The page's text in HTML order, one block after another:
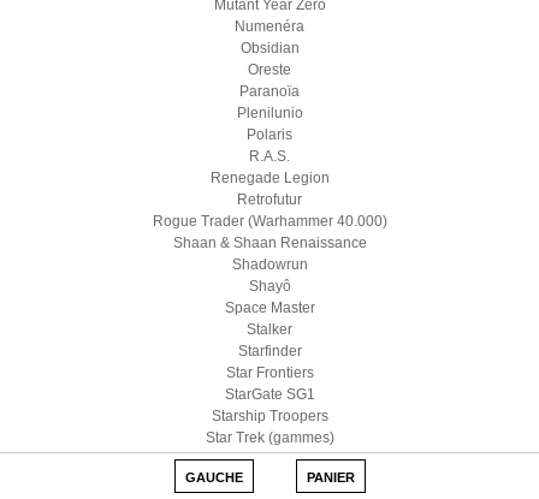
Mutant Year Zero
Numenéra
Obsidian
Oreste
Paranoïa
Plenilunio
Polaris
R.A.S.
Renegade Legion
Retrofutur
Rogue Trader (Warhammer 40.000)
Shaan & Shaan Renaissance
Shadowrun
Shayô
Space Master
Stalker
Starfinder
Star Frontiers
StarGate SG1
Starship Troopers
Star Trek (gammes)
Star Wars D6
Star Wars (Edge)
GAUCHE PANIER